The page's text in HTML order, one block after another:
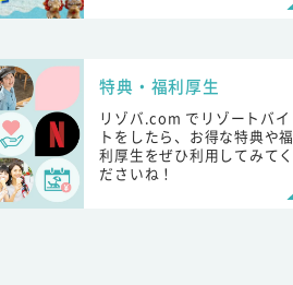
特典・福利厚生
リゾバ.com でリゾートバイ
トをしたら、お得な特典や福
利厚生をぜひ利用してみてく
ださいね！